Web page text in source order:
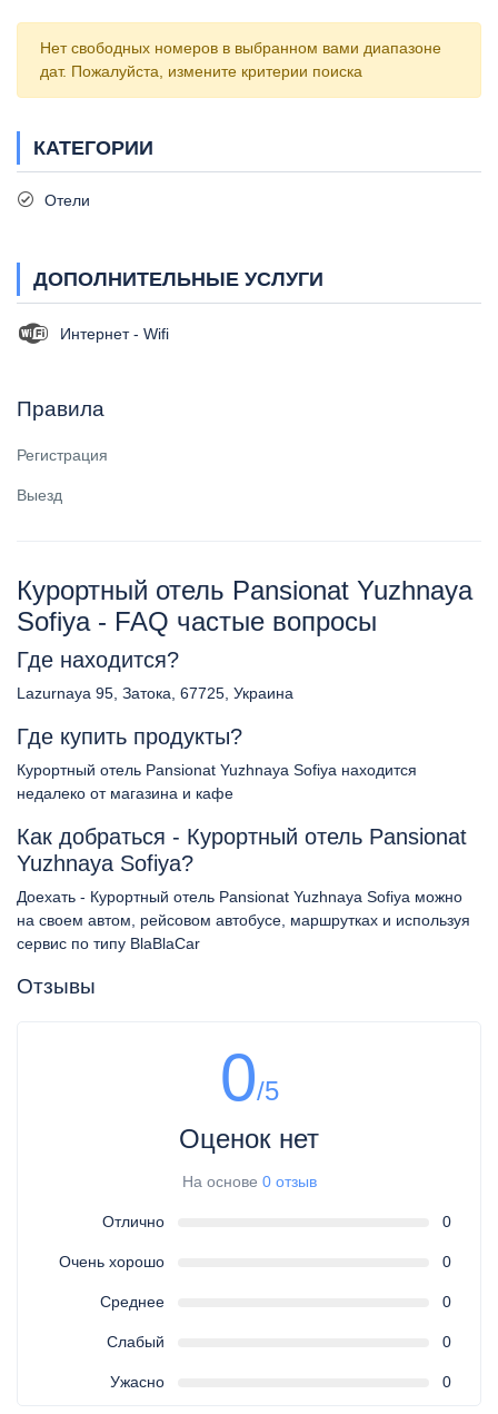
Нет свободных номеров в выбранном вами диапазоне
дат. Пожалуйста, измените критерии поиска
КАТЕГОРИИ
Отели
ДОПОЛНИТЕЛЬНЫЕ УСЛУГИ
Интернет - Wifi
Правила
Регистрация
Выезд
Курортный отель Pansionat Yuzhnaya
Sofiya - FAQ частые вопросы
Где находится?
Lazurnaya 95, Затока, 67725, Украина
Где купить продукты?
Курортный отель Pansionat Yuzhnaya Sofiya находится
недалеко от магазина и кафе
Как добраться - Курортный отель Pansionat
Yuzhnaya Sofiya?
Доехать - Курортный отель Pansionat Yuzhnaya Sofiya можно
на своем автом, рейсовом автобусе, маршрутках и используя
сервис по типу BlaBlaCar
Отзывы
0/5
Оценок нет
На основе 0 отзыв
Отлично 0
Очень хорошо 0
Среднее 0
Слабый 0
Ужасно 0